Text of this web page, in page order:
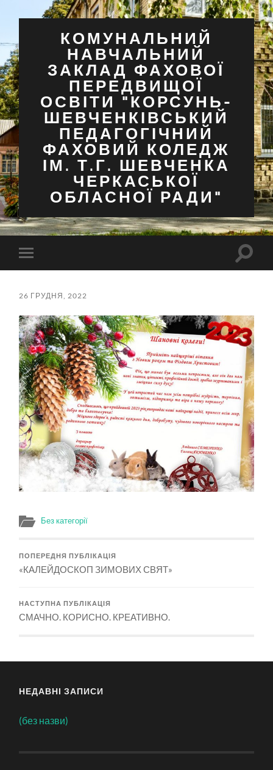
КОМУНАЛЬНИЙ
НАВЧАЛЬНИЙ
ЗАКЛАД ФАХОВОЇ
ПЕРЕДВИЩОЇ
ОСВІТИ "КОРСУНЬ-
ШЕВЧЕНКІВСЬКИЙ
ПЕДАГОГІЧНИЙ
ФАХОВИЙ КОЛЕДЖ
ІМ. Т.Г. ШЕВЧЕНКА
ЧЕРКАСЬКОЇ
ОБЛАСНОЇ РАДИ"
Перемкнути
мобільне
26 ГРУДНЯ, 2022
Без категорії
ПОПЕРЕДНЯ ПУБЛІКАЦІЯ
«КАЛЕЙДОСКОП ЗИМОВИХ СВЯТ»
НАСТУПНА ПУБЛІКАЦІЯ
СМАЧНО. КОРИСНО. КРЕАТИВНО.
НЕДАВНІ ЗАПИСИ
(без назви)